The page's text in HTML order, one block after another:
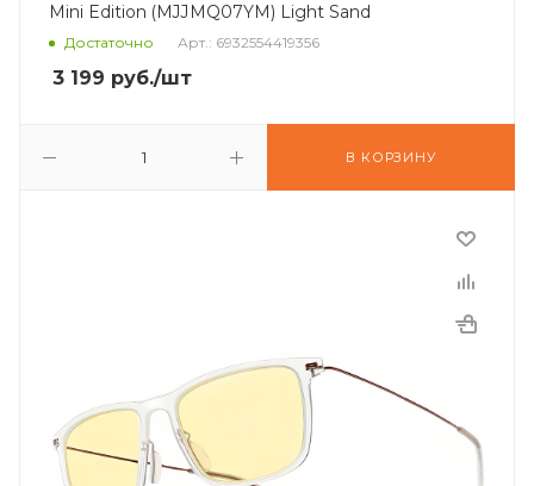
Mini Edition (MJJMQ07YM) Light Sand
Достаточно Арт.: 6932554419356
3 199 руб./шт
В КОРЗИНУ